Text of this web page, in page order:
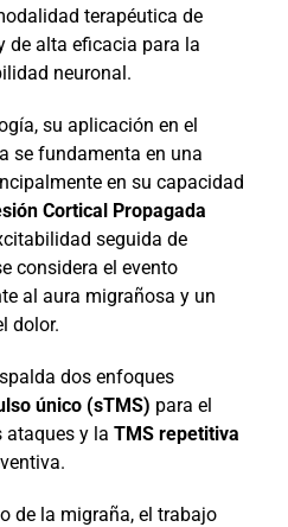
terapéutica de
de alta eficacia para la
neuronal.
su aplicación en el
se fundamenta en una
en su capacidad
Cortical Propagada
seguida de
considera el evento
al aura migrañosa y un
dolor.
dos enfoques
único (sTMS) para el
ataques y la TMS repetitiva
de la migraña, el trabajo